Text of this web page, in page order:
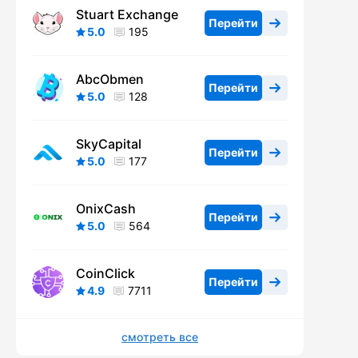
Stuart Exchange
5.0 195
Перейти
AbcObmen
5.0 128
Перейти
SkyCapital
5.0 177
Перейти
OnixCash
5.0 564
Перейти
CoinClick
4.9 7711
Перейти
смотреть все